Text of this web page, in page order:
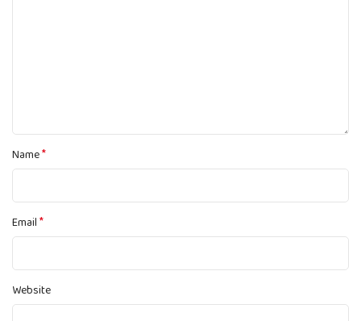
Name*
Email*
Website